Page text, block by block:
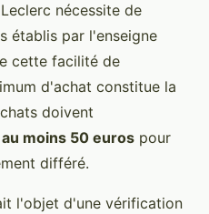
nécessite de
établis par l'enseigne
cette facilité de
d'achat constitue la
doivent
au moins 50 euros pour
différé.
l'objet d'une vérification